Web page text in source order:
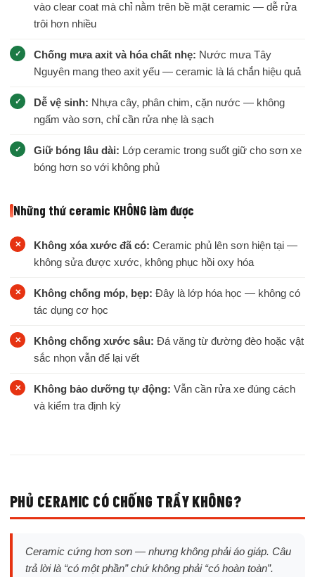
vào clear coat mà chỉ nằm trên bề mặt ceramic — dễ rửa
trôi hơn nhiều
Chống mưa axit và hóa chất nhẹ: Nước mưa Tây
Nguyên mang theo axit yếu — ceramic là lá chắn hiệu quả
Dễ vệ sinh: Nhựa cây, phân chim, cặn nước — không
ngấm vào sơn, chỉ cần rửa nhẹ là sạch
Giữ bóng lâu dài: Lớp ceramic trong suốt giữ cho sơn xe
bóng hơn so với không phủ
Những thứ ceramic KHÔNG làm được
Không xóa xước đã có: Ceramic phủ lên sơn hiện tại —
không sửa được xước, không phục hồi oxy hóa
Không chống móp, bẹp: Đây là lớp hóa học — không có
tác dụng cơ học
Không chống xước sâu: Đá văng từ đường đèo hoặc vật
sắc nhọn vẫn để lại vết
Không bảo dưỡng tự động: Vẫn cần rửa xe đúng cách
và kiểm tra định kỳ
PHỦ CERAMIC CÓ CHỐNG TRẦY KHÔNG?
Ceramic cứng hơn sơn — nhưng không phải áo giáp. Câu
trả lời là “có một phần” chứ không phải “có hoàn toàn”.